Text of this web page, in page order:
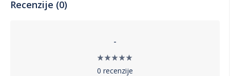
Recenzije (0)
-
0 recenzije